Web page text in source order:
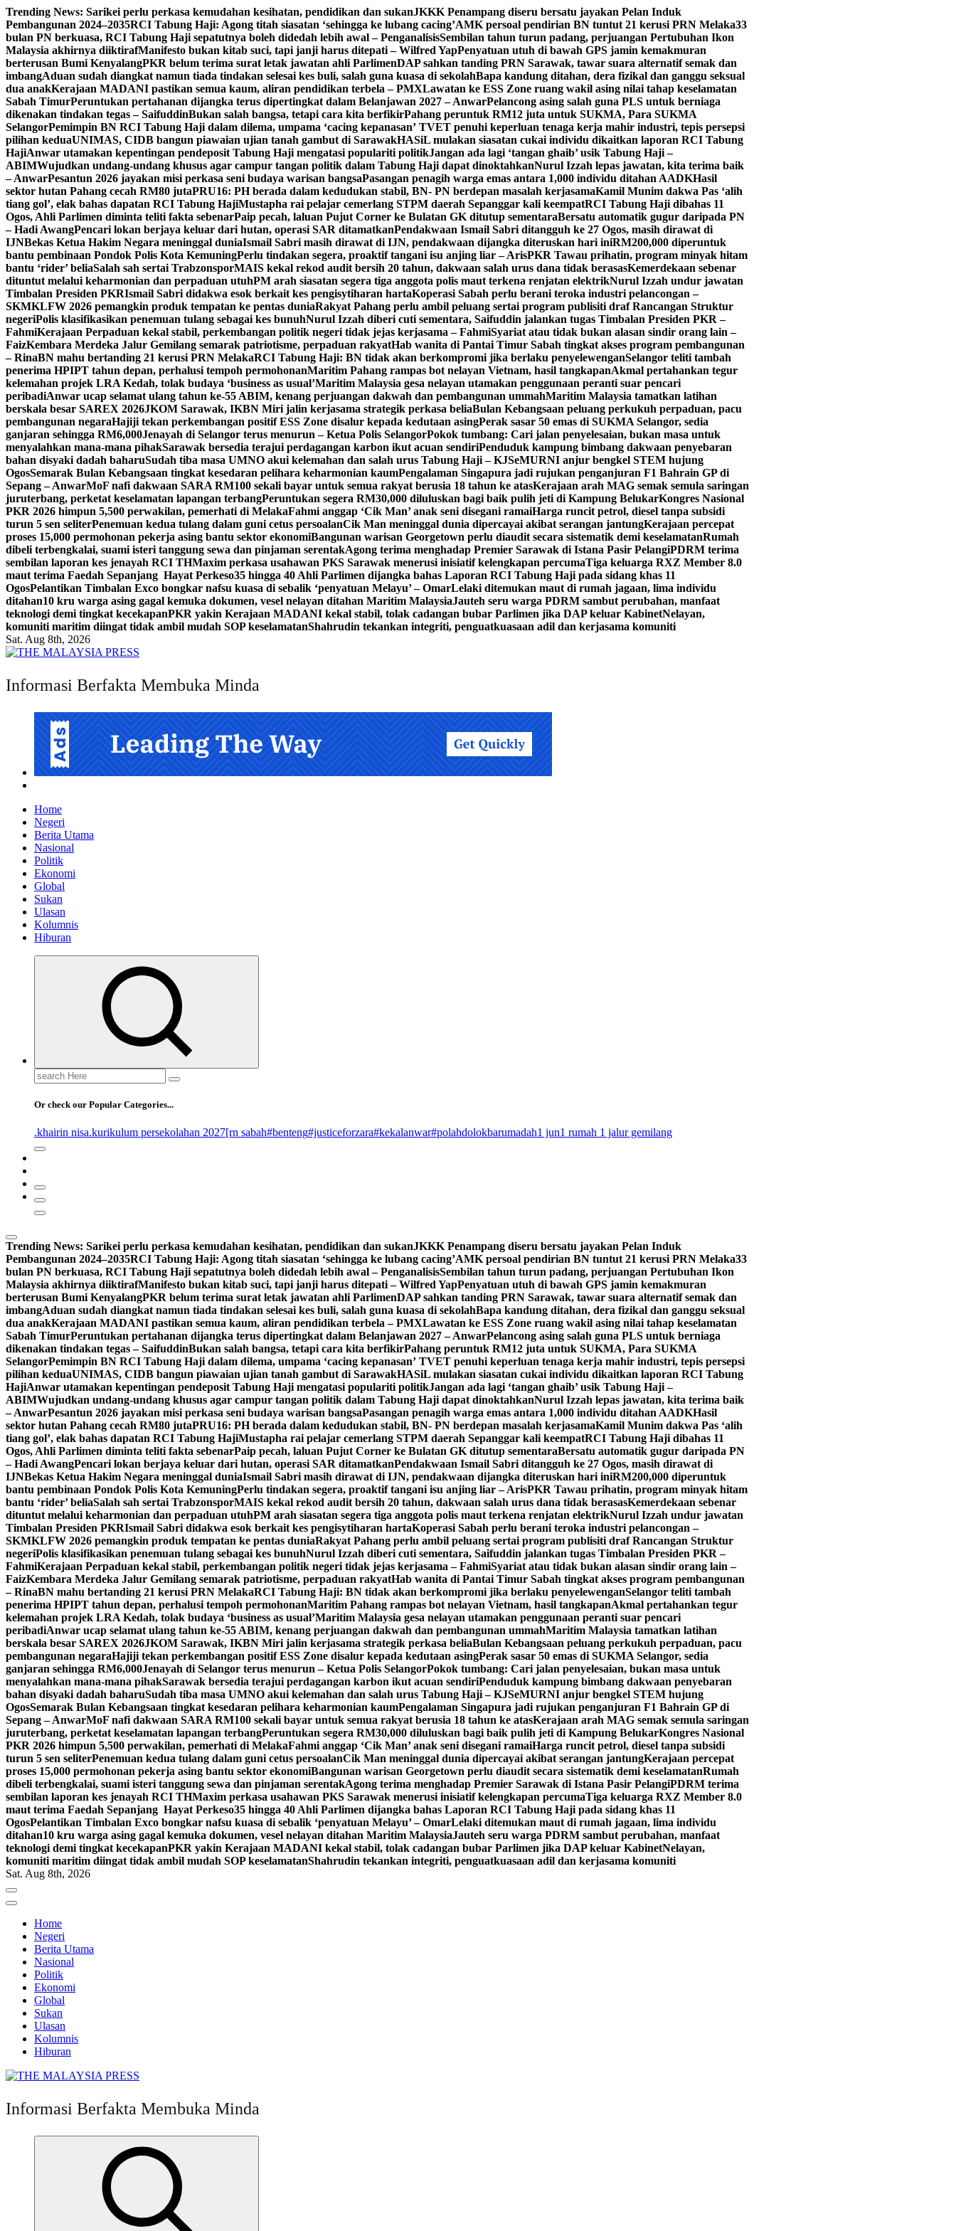
Skip
to
content
Trending News: Sarikei perlu perkasa kemudahan kesihatan, pendidikan dan sukanJKKK Penampang diseru bersatu jayakan Pelan Induk
Pembangunan 2024–2035RCI Tabung Haji: Agong titah siasatan ‘sehingga ke lubang cacing’AMK persoal pendirian BN tuntut 21 kerusi PRN Melaka33
bulan PN berkuasa, RCI Tabung Haji sepatutnya boleh didedah lebih awal – PenganalisisSembilan tahun turun padang, perjuangan Pertubuhan Ikon
Malaysia akhirnya diiktirafManifesto bukan kitab suci, tapi janji harus ditepati – Wilfred YapPenyatuan utuh di bawah GPS jamin kemakmuran
berterusan Bumi KenyalangPKR belum terima surat letak jawatan ahli ParlimenDAP sahkan tanding PRN Sarawak, tawar suara alternatif semak dan
imbangAduan sudah diangkat namun tiada tindakan selesai kes buli, salah guna kuasa di sekolahBapa kandung ditahan, dera fizikal dan ganggu seksual
dua anakKerajaan MADANI pastikan semua kaum, aliran pendidikan terbela – PMXLawatan ke ESS Zone ruang wakil asing nilai tahap keselamatan
Sabah TimurPeruntukan pertahanan dijangka terus dipertingkat dalam Belanjawan 2027 – AnwarPelancong asing salah guna PLS untuk berniaga
dikenakan tindakan tegas – SaifuddinBukan salah bangsa, tetapi cara kita berfikirPahang peruntuk RM12 juta untuk SUKMA, Para SUKMA
SelangorPemimpin BN RCI Tabung Haji dalam dilema, umpama ‘cacing kepanasan’ TVET penuhi keperluan tenaga kerja mahir industri, tepis persepsi
pilihan keduaUNIMAS, CIDB bangun piawaian ujian tanah gambut di SarawakHASiL mulakan siasatan cukai individu dikaitkan laporan RCI Tabung
HajiAnwar utamakan kepentingan pendeposit Tabung Haji mengatasi populariti politikJangan ada lagi ‘tangan ghaib’ usik Tabung Haji –
ABIMWujudkan undang-undang khusus agar campur tangan politik dalam Tabung Haji dapat dinoktahkanNurul Izzah lepas jawatan, kita terima baik
– AnwarPesantun 2026 jayakan misi perkasa seni budaya warisan bangsaPasangan penagih warga emas antara 1,000 individu ditahan AADKHasil
sektor hutan Pahang cecah RM80 jutaPRU16: PH berada dalam kedudukan stabil, BN- PN berdepan masalah kerjasamaKamil Munim dakwa Pas ‘alih
tiang gol’, elak bahas dapatan RCI Tabung HajiMustapha rai pelajar cemerlang STPM daerah Sepanggar kali keempatRCI Tabung Haji dibahas 11
Ogos, Ahli Parlimen diminta teliti fakta sebenarPaip pecah, laluan Pujut Corner ke Bulatan GK ditutup sementaraBersatu automatik gugur daripada PN
– Hadi AwangPencari lokan berjaya keluar dari hutan, operasi SAR ditamatkanPendakwaan Ismail Sabri ditangguh ke 27 Ogos, masih dirawat di
IJNBekas Ketua Hakim Negara meninggal duniaIsmail Sabri masih dirawat di IJN, pendakwaan dijangka diteruskan hari iniRM200,000 diperuntuk
bantu pembinaan Pondok Polis Kota KemuningPerlu tindakan segera, proaktif tangani isu anjing liar – ArisPKR Tawau prihatin, program minyak hitam
bantu ‘rider’ beliaSalah sah sertai TrabzonsporMAIS kekal rekod audit bersih 20 tahun, dakwaan salah urus dana tidak berasasKemerdekaan sebenar
dituntut melalui keharmonian dan perpaduan utuhPM arah siasatan segera tiga anggota polis maut terkena renjatan elektrikNurul Izzah undur jawatan
Timbalan Presiden PKRIsmail Sabri didakwa esok berkait kes pengisytiharan hartaKoperasi Sabah perlu berani teroka industri pelancongan –
SKMKLFW 2026 pemangkin produk tempatan ke pentas duniaRakyat Pahang perlu ambil peluang sertai program publisiti draf Rancangan Struktur
negeriPolis klasifikasikan penemuan tulang sebagai kes bunuhNurul Izzah diberi cuti sementara, Saifuddin jalankan tugas Timbalan Presiden PKR –
FahmiKerajaan Perpaduan kekal stabil, perkembangan politik negeri tidak jejas kerjasama – FahmiSyariat atau tidak bukan alasan sindir orang lain –
FaizKembara Merdeka Jalur Gemilang semarak patriotisme, perpaduan rakyatHab wanita di Pantai Timur Sabah tingkat akses program pembangunan
– RinaBN mahu bertanding 21 kerusi PRN MelakaRCI Tabung Haji: BN tidak akan berkompromi jika berlaku penyelewenganSelangor teliti tambah
penerima HPIPT tahun depan, perhalusi tempoh permohonanMaritim Pahang rampas bot nelayan Vietnam, hasil tangkapanAkmal pertahankan tegur
kelemahan projek LRA Kedah, tolak budaya ‘business as usual’Maritim Malaysia gesa nelayan utamakan penggunaan peranti suar pencari
peribadiAnwar ucap selamat ulang tahun ke-55 ABIM, kenang perjuangan dakwah dan pembangunan ummahMaritim Malaysia tamatkan latihan
berskala besar SAREX 2026JKOM Sarawak, IKBN Miri jalin kerjasama strategik perkasa beliaBulan Kebangsaan peluang perkukuh perpaduan, pacu
pembangunan negaraHajiji tekan perkembangan positif ESS Zone disalur kepada kedutaan asingPerak sasar 50 emas di SUKMA Selangor, sedia
ganjaran sehingga RM6,000Jenayah di Selangor terus menurun – Ketua Polis SelangorPokok tumbang: Cari jalan penyelesaian, bukan masa untuk
menyalahkan mana-mana pihakSarawak bersedia terajui perdagangan karbon ikut acuan sendiriPenduduk kampung bimbang dakwaan penyebaran
bahan disyaki dadah baharuSudah tiba masa UMNO akui kelemahan dan salah urus Tabung Haji – KJSeMURNI anjur bengkel STEM hujung
OgosSemarak Bulan Kebangsaan tingkat kesedaran pelihara keharmonian kaumPengalaman Singapura jadi rujukan penganjuran F1 Bahrain GP di
Sepang – AnwarMoF nafi dakwaan SARA RM100 sekali bayar untuk semua rakyat berusia 18 tahun ke atasKerajaan arah MAG semak semula saringan
juruterbang, perketat keselamatan lapangan terbangPeruntukan segera RM30,000 diluluskan bagi baik pulih jeti di Kampung BelukarKongres Nasional
PKR 2026 himpun 5,500 perwakilan, pemerhati di MelakaFahmi anggap ‘Cik Man’ anak seni disegani ramaiHarga runcit petrol, diesel tanpa subsidi
turun 5 sen seliterPenemuan kedua tulang dalam guni cetus persoalanCik Man meninggal dunia dipercayai akibat serangan jantungKerajaan percepat
proses 15,000 permohonan pekerja asing bantu sektor ekonomiBangunan warisan Georgetown perlu diaudit secara sistematik demi keselamatanRumah
dibeli terbengkalai, suami isteri tanggung sewa dan pinjaman serentakAgong terima menghadap Premier Sarawak di Istana Pasir PelangiPDRM terima
sembilan laporan kes jenayah RCI THMaxim perkasa usahawan PKS Sarawak menerusi inisiatif kelengkapan percumaTiga keluarga RXZ Member 8.0
maut terima Faedah Sepanjang Hayat Perkeso35 hingga 40 Ahli Parlimen dijangka bahas Laporan RCI Tabung Haji pada sidang khas 11
OgosPelantikan Timbalan Exco bongkar nafsu kuasa di sebalik ‘penyatuan Melayu’ – OmarLelaki ditemukan maut di rumah jagaan, lima individu
ditahan10 kru warga asing gagal kemuka dokumen, vesel nelayan ditahan Maritim MalaysiaJauteh seru warga PDRM sambut perubahan, manfaat
teknologi demi tingkat kecekapanPKR yakin Kerajaan MADANI kekal stabil, tolak cadangan bubar Parlimen jika DAP keluar KabinetNelayan,
komuniti maritim diingat tidak ambil mudah SOP keselamatanShahrudin tekankan integriti, penguatkuasaan adil dan kerjasama komuniti
Sat. Aug 8th, 2026
Informasi Berfakta Membuka Minda
Home
Negeri
Berita Utama
Nasional
Politik
Ekonomi
Global
Sukan
Ulasan
Kolumnis
Hiburan
Search
for:
Or check our Popular Categories...
.khairin nisa.kurikulum persekolahan 2027[rn sabah#benteng#justiceforzara#kekalanwar#polahdolokbarumadah1 jun1 rumah 1 jalur gemilang
Trending News: Sarikei perlu perkasa kemudahan kesihatan, pendidikan dan sukanJKKK Penampang diseru bersatu jayakan Pelan Induk
Pembangunan 2024–2035RCI Tabung Haji: Agong titah siasatan ‘sehingga ke lubang cacing’AMK persoal pendirian BN tuntut 21 kerusi PRN Melaka33
bulan PN berkuasa, RCI Tabung Haji sepatutnya boleh didedah lebih awal – PenganalisisSembilan tahun turun padang, perjuangan Pertubuhan Ikon
Malaysia akhirnya diiktirafManifesto bukan kitab suci, tapi janji harus ditepati – Wilfred YapPenyatuan utuh di bawah GPS jamin kemakmuran
berterusan Bumi KenyalangPKR belum terima surat letak jawatan ahli ParlimenDAP sahkan tanding PRN Sarawak, tawar suara alternatif semak dan
imbangAduan sudah diangkat namun tiada tindakan selesai kes buli, salah guna kuasa di sekolahBapa kandung ditahan, dera fizikal dan ganggu seksual
dua anakKerajaan MADANI pastikan semua kaum, aliran pendidikan terbela – PMXLawatan ke ESS Zone ruang wakil asing nilai tahap keselamatan
Sabah TimurPeruntukan pertahanan dijangka terus dipertingkat dalam Belanjawan 2027 – AnwarPelancong asing salah guna PLS untuk berniaga
dikenakan tindakan tegas – SaifuddinBukan salah bangsa, tetapi cara kita berfikirPahang peruntuk RM12 juta untuk SUKMA, Para SUKMA
SelangorPemimpin BN RCI Tabung Haji dalam dilema, umpama ‘cacing kepanasan’ TVET penuhi keperluan tenaga kerja mahir industri, tepis persepsi
pilihan keduaUNIMAS, CIDB bangun piawaian ujian tanah gambut di SarawakHASiL mulakan siasatan cukai individu dikaitkan laporan RCI Tabung
HajiAnwar utamakan kepentingan pendeposit Tabung Haji mengatasi populariti politikJangan ada lagi ‘tangan ghaib’ usik Tabung Haji –
ABIMWujudkan undang-undang khusus agar campur tangan politik dalam Tabung Haji dapat dinoktahkanNurul Izzah lepas jawatan, kita terima baik
– AnwarPesantun 2026 jayakan misi perkasa seni budaya warisan bangsaPasangan penagih warga emas antara 1,000 individu ditahan AADKHasil
sektor hutan Pahang cecah RM80 jutaPRU16: PH berada dalam kedudukan stabil, BN- PN berdepan masalah kerjasamaKamil Munim dakwa Pas ‘alih
tiang gol’, elak bahas dapatan RCI Tabung HajiMustapha rai pelajar cemerlang STPM daerah Sepanggar kali keempatRCI Tabung Haji dibahas 11
Ogos, Ahli Parlimen diminta teliti fakta sebenarPaip pecah, laluan Pujut Corner ke Bulatan GK ditutup sementaraBersatu automatik gugur daripada PN
– Hadi AwangPencari lokan berjaya keluar dari hutan, operasi SAR ditamatkanPendakwaan Ismail Sabri ditangguh ke 27 Ogos, masih dirawat di
IJNBekas Ketua Hakim Negara meninggal duniaIsmail Sabri masih dirawat di IJN, pendakwaan dijangka diteruskan hari iniRM200,000 diperuntuk
bantu pembinaan Pondok Polis Kota KemuningPerlu tindakan segera, proaktif tangani isu anjing liar – ArisPKR Tawau prihatin, program minyak hitam
bantu ‘rider’ beliaSalah sah sertai TrabzonsporMAIS kekal rekod audit bersih 20 tahun, dakwaan salah urus dana tidak berasasKemerdekaan sebenar
dituntut melalui keharmonian dan perpaduan utuhPM arah siasatan segera tiga anggota polis maut terkena renjatan elektrikNurul Izzah undur jawatan
Timbalan Presiden PKRIsmail Sabri didakwa esok berkait kes pengisytiharan hartaKoperasi Sabah perlu berani teroka industri pelancongan –
SKMKLFW 2026 pemangkin produk tempatan ke pentas duniaRakyat Pahang perlu ambil peluang sertai program publisiti draf Rancangan Struktur
negeriPolis klasifikasikan penemuan tulang sebagai kes bunuhNurul Izzah diberi cuti sementara, Saifuddin jalankan tugas Timbalan Presiden PKR –
FahmiKerajaan Perpaduan kekal stabil, perkembangan politik negeri tidak jejas kerjasama – FahmiSyariat atau tidak bukan alasan sindir orang lain –
FaizKembara Merdeka Jalur Gemilang semarak patriotisme, perpaduan rakyatHab wanita di Pantai Timur Sabah tingkat akses program pembangunan
– RinaBN mahu bertanding 21 kerusi PRN MelakaRCI Tabung Haji: BN tidak akan berkompromi jika berlaku penyelewenganSelangor teliti tambah
penerima HPIPT tahun depan, perhalusi tempoh permohonanMaritim Pahang rampas bot nelayan Vietnam, hasil tangkapanAkmal pertahankan tegur
kelemahan projek LRA Kedah, tolak budaya ‘business as usual’Maritim Malaysia gesa nelayan utamakan penggunaan peranti suar pencari
peribadiAnwar ucap selamat ulang tahun ke-55 ABIM, kenang perjuangan dakwah dan pembangunan ummahMaritim Malaysia tamatkan latihan
berskala besar SAREX 2026JKOM Sarawak, IKBN Miri jalin kerjasama strategik perkasa beliaBulan Kebangsaan peluang perkukuh perpaduan, pacu
pembangunan negaraHajiji tekan perkembangan positif ESS Zone disalur kepada kedutaan asingPerak sasar 50 emas di SUKMA Selangor, sedia
ganjaran sehingga RM6,000Jenayah di Selangor terus menurun – Ketua Polis SelangorPokok tumbang: Cari jalan penyelesaian, bukan masa untuk
menyalahkan mana-mana pihakSarawak bersedia terajui perdagangan karbon ikut acuan sendiriPenduduk kampung bimbang dakwaan penyebaran
bahan disyaki dadah baharuSudah tiba masa UMNO akui kelemahan dan salah urus Tabung Haji – KJSeMURNI anjur bengkel STEM hujung
OgosSemarak Bulan Kebangsaan tingkat kesedaran pelihara keharmonian kaumPengalaman Singapura jadi rujukan penganjuran F1 Bahrain GP di
Sepang – AnwarMoF nafi dakwaan SARA RM100 sekali bayar untuk semua rakyat berusia 18 tahun ke atasKerajaan arah MAG semak semula saringan
juruterbang, perketat keselamatan lapangan terbangPeruntukan segera RM30,000 diluluskan bagi baik pulih jeti di Kampung BelukarKongres Nasional
PKR 2026 himpun 5,500 perwakilan, pemerhati di MelakaFahmi anggap ‘Cik Man’ anak seni disegani ramaiHarga runcit petrol, diesel tanpa subsidi
turun 5 sen seliterPenemuan kedua tulang dalam guni cetus persoalanCik Man meninggal dunia dipercayai akibat serangan jantungKerajaan percepat
proses 15,000 permohonan pekerja asing bantu sektor ekonomiBangunan warisan Georgetown perlu diaudit secara sistematik demi keselamatanRumah
dibeli terbengkalai, suami isteri tanggung sewa dan pinjaman serentakAgong terima menghadap Premier Sarawak di Istana Pasir PelangiPDRM terima
sembilan laporan kes jenayah RCI THMaxim perkasa usahawan PKS Sarawak menerusi inisiatif kelengkapan percumaTiga keluarga RXZ Member 8.0
maut terima Faedah Sepanjang Hayat Perkeso35 hingga 40 Ahli Parlimen dijangka bahas Laporan RCI Tabung Haji pada sidang khas 11
OgosPelantikan Timbalan Exco bongkar nafsu kuasa di sebalik ‘penyatuan Melayu’ – OmarLelaki ditemukan maut di rumah jagaan, lima individu
ditahan10 kru warga asing gagal kemuka dokumen, vesel nelayan ditahan Maritim MalaysiaJauteh seru warga PDRM sambut perubahan, manfaat
teknologi demi tingkat kecekapanPKR yakin Kerajaan MADANI kekal stabil, tolak cadangan bubar Parlimen jika DAP keluar KabinetNelayan,
komuniti maritim diingat tidak ambil mudah SOP keselamatanShahrudin tekankan integriti, penguatkuasaan adil dan kerjasama komuniti
Sat. Aug 8th, 2026
Home
Negeri
Berita Utama
Nasional
Politik
Ekonomi
Global
Sukan
Ulasan
Kolumnis
Hiburan
Informasi Berfakta Membuka Minda